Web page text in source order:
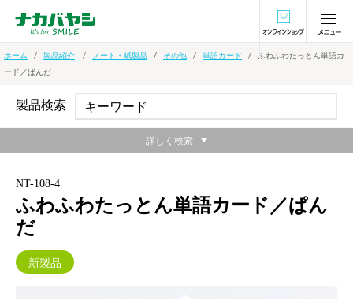
オンラインショ
ホーム 製品紹介 ノート・紙製品 その他 単語カード
ふわふわたっとん単語カ
ード／ぱんだ
NT-108-4
ふわふわたっとん単語カード／ぱん
だ
新製品
製品検索
詳しく検索